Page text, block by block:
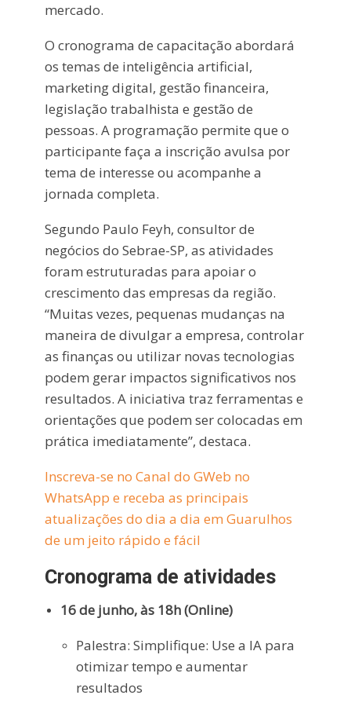
mercado.
O cronograma de capacitação abordará
os temas de inteligência artificial,
marketing digital, gestão financeira,
legislação trabalhista e gestão de
pessoas. A programação permite que o
participante faça a inscrição avulsa por
tema de interesse ou acompanhe a
jornada completa.
Segundo Paulo Feyh, consultor de
negócios do Sebrae-SP, as atividades
foram estruturadas para apoiar o
crescimento das empresas da região.
“Muitas vezes, pequenas mudanças na
maneira de divulgar a empresa, controlar
as finanças ou utilizar novas tecnologias
podem gerar impactos significativos nos
resultados. A iniciativa traz ferramentas e
orientações que podem ser colocadas em
prática imediatamente”, destaca.
Inscreva-se no Canal do GWeb no
WhatsApp e receba as principais
atualizações do dia a dia em Guarulhos
de um jeito rápido e fácil
Cronograma de atividades
16 de junho, às 18h (Online)
Palestra: Simplifique: Use a IA para
otimizar tempo e aumentar
resultados